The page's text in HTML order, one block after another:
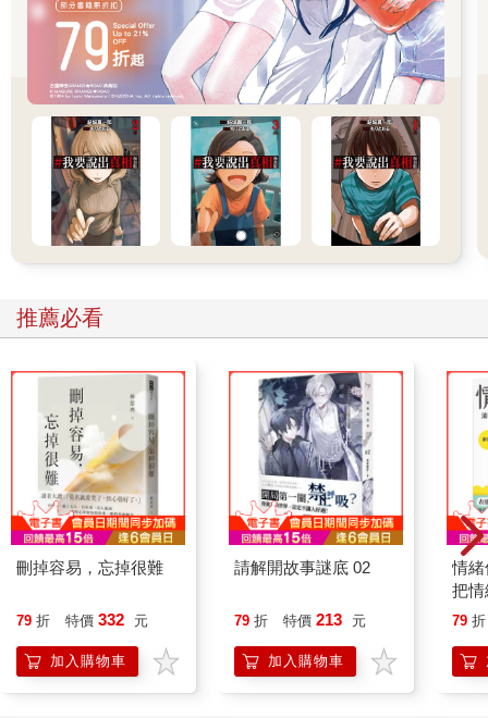
推薦必看
刪掉容易，忘掉很難
79 折 特價 332 元
加入購物車
請解開故事謎底 02
79 折 特價 213 元
加入購物車
情
把
誰
79 折